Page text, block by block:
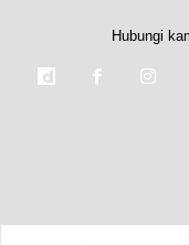
Hubungi